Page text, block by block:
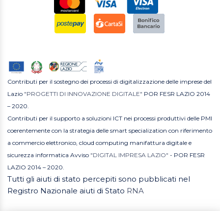
Contributi per il sostegno dei processi di digitalizzazione delle imprese del
Lazio "PROGETTI DI INNOVAZIONE DIGITALE" POR FESR LAZIO 2014
– 2020.
Contributi per il supporto a soluzioni ICT nei processi produttivi delle PMI
coerentemente con la strategia delle smart specialization con riferimento
a commercio elettronico, cloud computing manifattura digitale e
sicurezza informatica Avviso "DIGITAL IMPRESA LAZIO" - POR FESR
LAZIO 2014 – 2020.
Tutti gli aiuti di stato percepiti sono pubblicati nel
Registro Nazionale aiuti di Stato RNA